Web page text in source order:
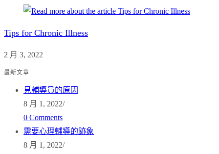
Tips for Chronic Illness
2 月 3, 2022
最新文章
見輔導員的原因
8 月 1, 2022/
0 Comments
需要心理輔導的跡象
8 月 1, 2022/